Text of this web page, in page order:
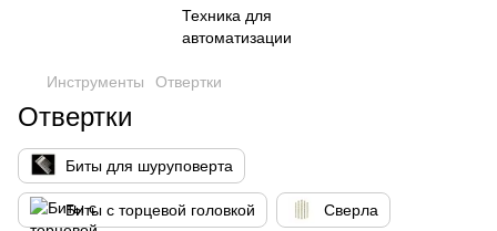
Инструменты Отвертки
Отвертки
Биты для шуруповерта
Биты с торцевой головкой Сверла